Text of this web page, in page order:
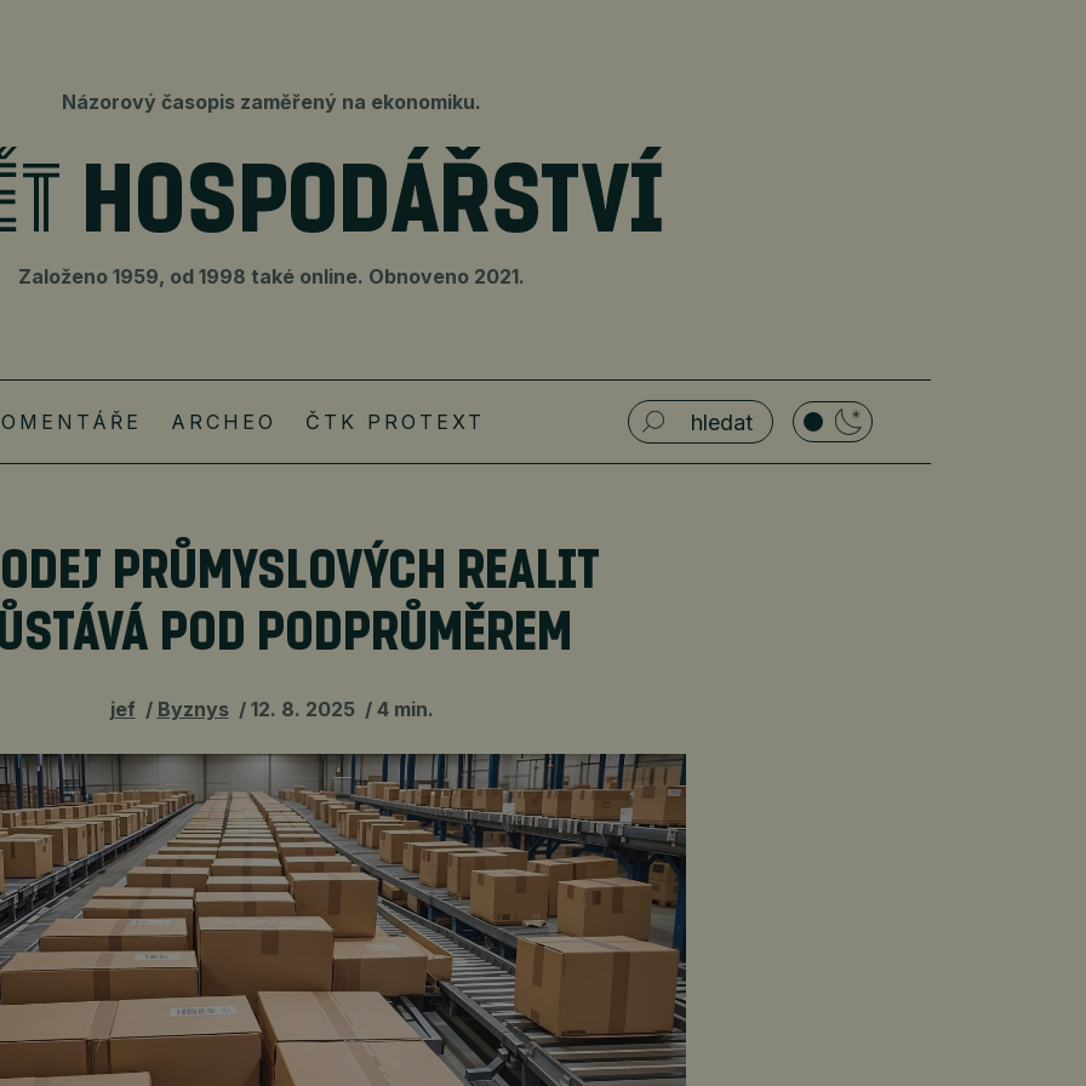
Názorový časopis zaměřený na ekonomiku.
Založeno 1959, od 1998 také online. Obnoveno 2021.
ARCHEO ČTK PROTEXT
PRŮMYSLOVÝCH REALIT
POD PODPRŮMĚREM
jef Byznys 12. 8. 2025 4 min.